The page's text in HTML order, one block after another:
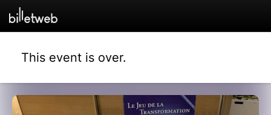
This event is over.